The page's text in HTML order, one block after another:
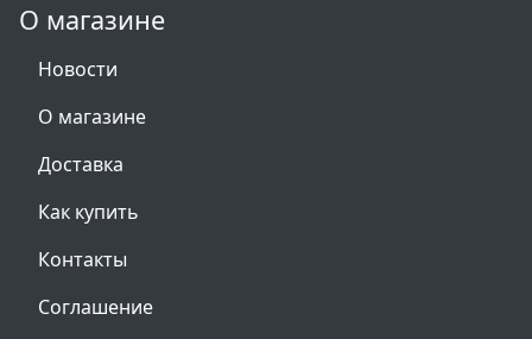
О магазине
Новости
О магазине
Доставка
Как купить
Контакты
Соглашение